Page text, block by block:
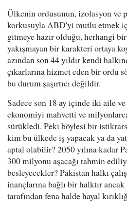
Ülkenin ordusunun, izolasyon ve
korkusuyla ABD'yi mutlu etmek
gitmeye hazır olduğu, herhangi
yakışmayan bir karakteri ortaya
azından son 44 yıldır kendi
çıkarlarına hizmet eden bir ordu
bu durum şaşırtıcı değildir.
Sadece son 18 ay içinde iki aile
ekonomiyi mahvetti ve
sürükledi. Peki böylesi bir
kim bu ülkede iş yapacak ya da
aptal olabilir? 2050 yılına kadar
300 milyonu aşacağı tahmin
besleyecekler? Pakistan halkı
inançlarına bağlı bir halktır
tarafından fena halde hayal